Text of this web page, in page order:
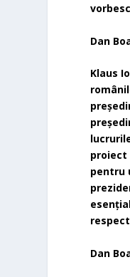
Dan
Klaus
proiect
pentru
Dan